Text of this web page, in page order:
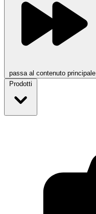
passa al contenuto principale
Prodotti